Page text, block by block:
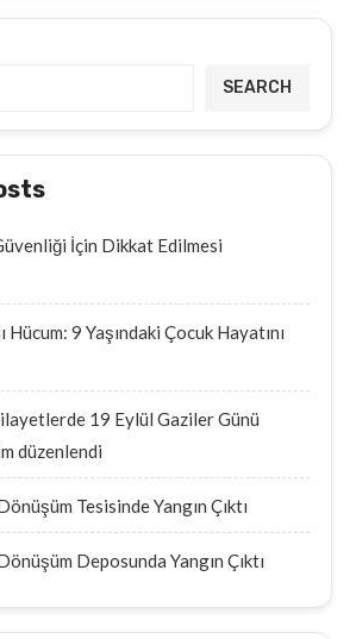
SEARCH
İçin Dikkat Edilmesi
Hücum: 9 Yaşındaki Çocuk Hayatını
19 Eylül Gaziler Günü
düzenlendi
Tesisinde Yangın Çıktı
Deposunda Yangın Çıktı